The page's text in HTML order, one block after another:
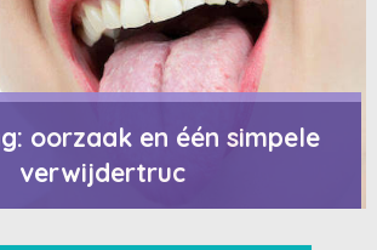
oorzaak en één simpele
verwijdertruc